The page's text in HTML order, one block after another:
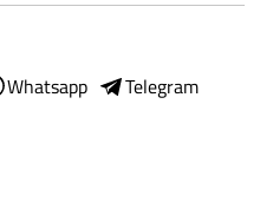
Whatsapp
Telegram